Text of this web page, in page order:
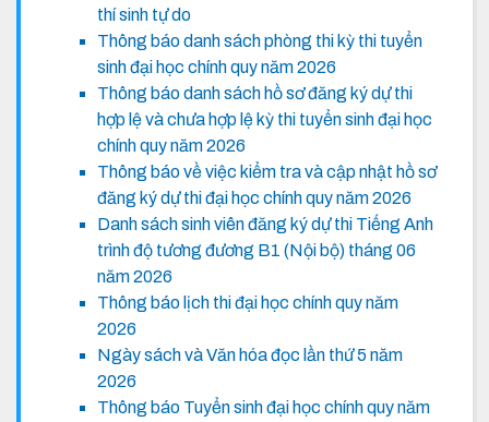
thí sinh tự do
Thông báo danh sách phòng thi kỳ thi tuyển
sinh đại học chính quy năm 2026
Thông báo danh sách hồ sơ đăng ký dự thi
hợp lệ và chưa hợp lệ kỳ thi tuyển sinh đại học
chính quy năm 2026
Thông báo về việc kiểm tra và cập nhật hồ sơ
đăng ký dự thi đại học chính quy năm 2026
Danh sách sinh viên đăng ký dự thi Tiếng Anh
trình độ tương đương B1 (Nội bộ) tháng 06
năm 2026
Thông báo lịch thi đại học chính quy năm
2026
Ngày sách và Văn hóa đọc lần thứ 5 năm
2026
Thông báo Tuyển sinh đại học chính quy năm